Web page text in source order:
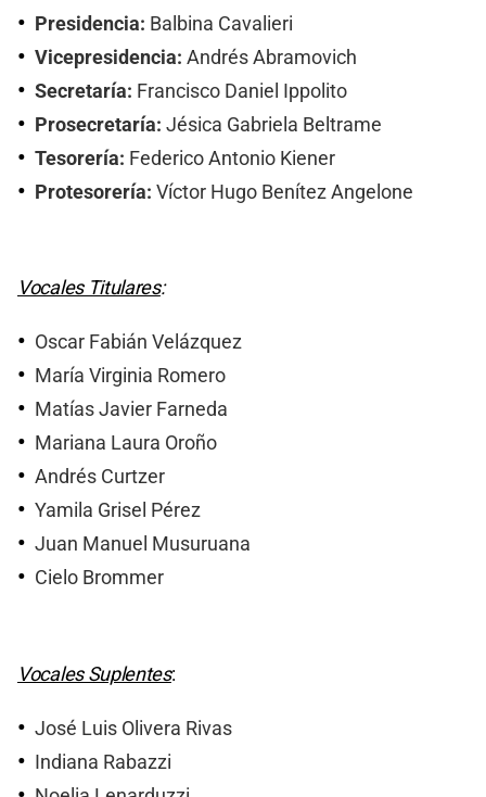
Presidencia: Balbina Cavalieri
Vicepresidencia: Andrés Abramovich
Secretaría: Francisco Daniel Ippolito
Prosecretaría: Jésica Gabriela Beltrame
Tesorería: Federico Antonio Kiener
Protesorería: Víctor Hugo Benítez Angelone
Vocales Titulares:
Oscar Fabián Velázquez
María Virginia Romero
Matías Javier Farneda
Mariana Laura Oroño
Andrés Curtzer
Yamila Grisel Pérez
Juan Manuel Musuruana
Cielo Brommer
Vocales Suplentes:
José Luis Olivera Rivas
Indiana Rabazzi